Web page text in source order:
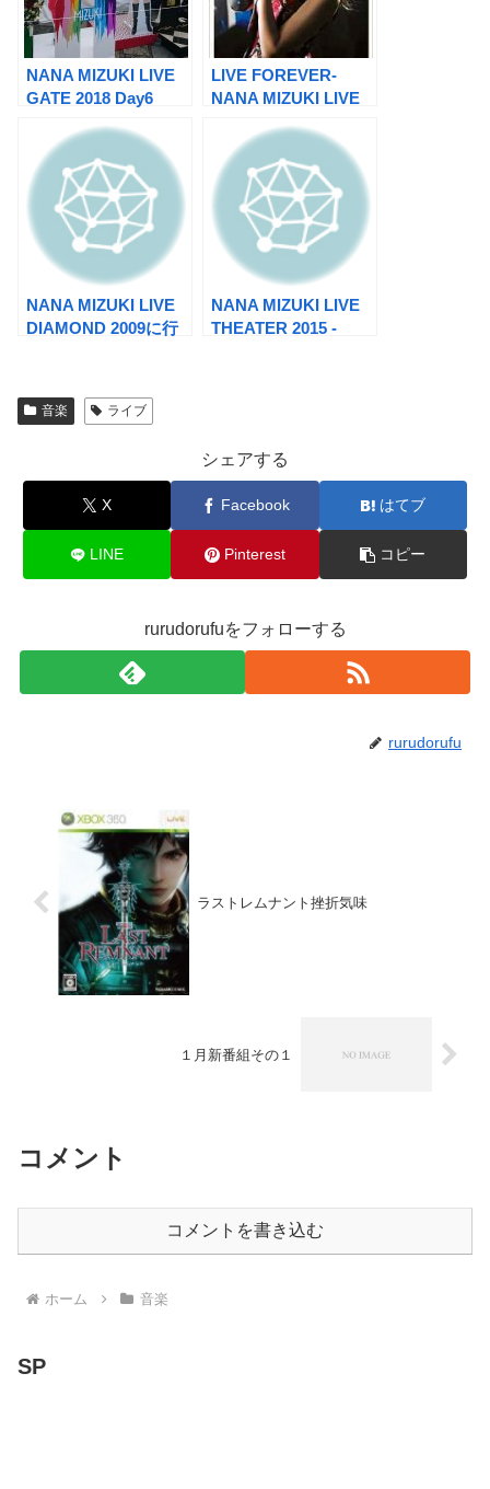
NANA MIZUKI LIVE
GATE 2018 Day6
LIVE FOREVER-
NANA MIZUKI LIVE
NANA MIZUKI LIVE
DIAMOND 2009に行
NANA MIZUKI LIVE
THEATER 2015 -
音楽 ライブ
シェアする
X Facebook はてブ
LINE Pinterest コピー
rurudorufuをフォローする
rurudorufu
ラストレムナント挫折気味
１月新番組その１
コメント
コメントを書き込む
ホーム 音楽
SP